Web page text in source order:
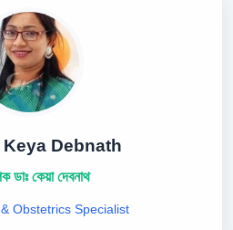
Keya Debnath
ডাঃ কেয়া দেবনাথ
Obstetrics Specialist